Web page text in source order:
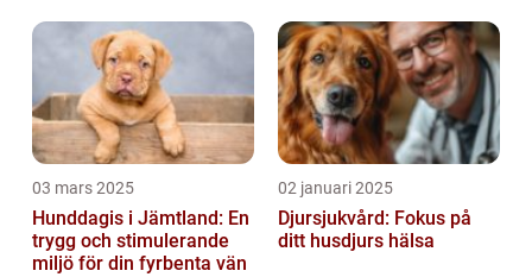
03 mars 2025
Hunddagis i Jämtland: En
trygg och stimulerande
miljö för din fyrbenta vän
02 januari 2025
Djursjukvård: Fokus på
ditt husdjurs hälsa